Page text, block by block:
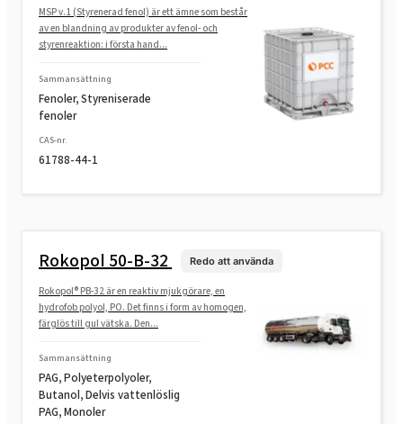
Rokopol® M1145 (polyeterpolyol)
Rokopol® M1160 (polyeterpolyol)
Rokopol® M5000 (polyeterpolyol)
Rokopol® M5020 (polyeterpolyol)
Rokopol® M6000 (polyeterpolyol)
MSP v.1 (Styrenerad fenol) är ett ämne som består
av en blandning av produkter av fenol- och
styrenreaktion: i första hand...
Sammansättning
Fenoler, Styreniserade
fenoler
CAS-nr.
61788-44-1
Rokopol 50-B-32 Redo att använda
Rokopol® PB-32 är en reaktiv mjukgörare, en
hydrofob polyol, PO. Det finns i form av homogen,
färglös till gul vätska. Den...
Sammansättning
PAG, Polyeterpolyoler,
Butanol, Delvis vattenlöslig
PAG, Monoler